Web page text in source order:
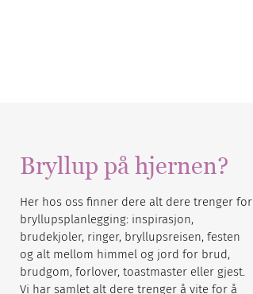
Bryllup på hjernen?
Her hos oss finner dere alt dere trenger for
bryllupsplanlegging: inspirasjon,
brudekjoler, ringer, bryllupsreisen, festen
og alt mellom himmel og jord for brud,
brudgom, forlover, toastmaster eller gjest.
Vi har samlet alt dere trenger å vite for å